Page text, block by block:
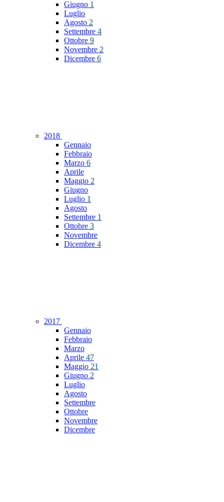
Giugno 1
Luglio
Agosto 2
Settembre 4
Ottobre 9
Novembre 2
Dicembre 6
2018
Gennaio
Febbraio
Marzo 6
Aprile
Maggio 2
Giugno
Luglio 1
Agosto
Settembre 1
Ottobre 3
Novembre
Dicembre 4
2017
Gennaio
Febbraio
Marzo
Aprile 47
Maggio 21
Giugno 2
Luglio
Agosto
Settembre
Ottobre
Novembre
Dicembre